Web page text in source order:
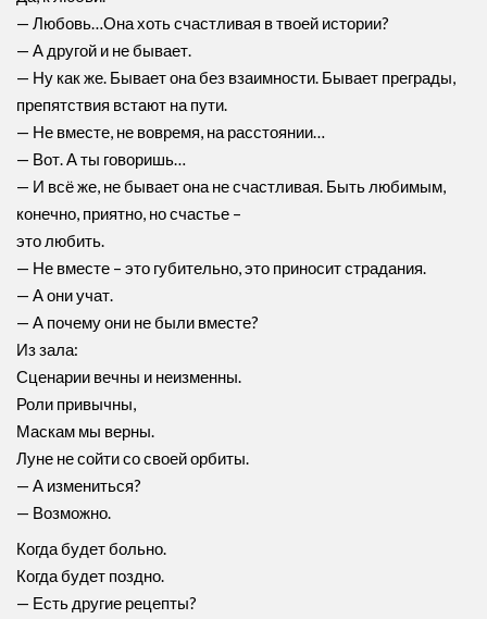
— Любовь…Она хоть счастливая в твоей истории?
— А другой и не бывает.
— Ну как же. Бывает она без взаимности. Бывает преграды,
препятствия встают на пути.
— Не вместе, не вовремя, на расстоянии…
— Вот. А ты говоришь…
— И всё же, не бывает она не счастливая. Быть любимым,
конечно, приятно, но счастье –
это любить.
— Не вместе – это губительно, это приносит страдания.
— А они учат.
— А почему они не были вместе?
Из зала:
Сценарии вечны и неизменны.
Роли привычны,
Маскам мы верны.
Луне не сойти со своей орбиты.
— А измениться?
— Возможно.
Когда будет больно.
Когда будет поздно.
— Есть другие рецепты?